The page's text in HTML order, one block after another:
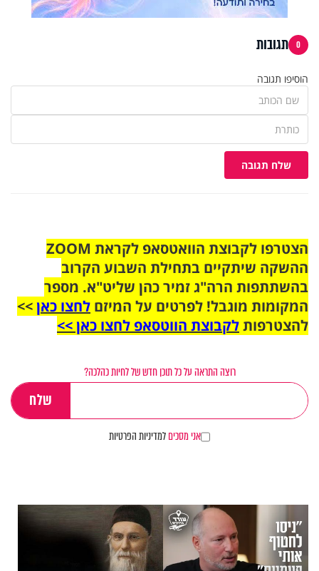
0 תגובות
הוסיפו תגובה
שלח תגובה
הצטרפו לקבוצת הוואטסאפ לקראת ZOOM
ההשקה שיתקיים בתחילת השבוע הקרוב
בהשתתפות הרה"ג זמיר כהן שליט"א. מספר
המקומות מוגבל! לפרטים על המיזם לחצו כאן>>
להצטרפותלקבוצת הווטסאפ לחצו כאן >>
רוצה התראה על כל תוכן חדש של לחיות כהלכה?
אני מסכיםלמדיניות הפרטיות